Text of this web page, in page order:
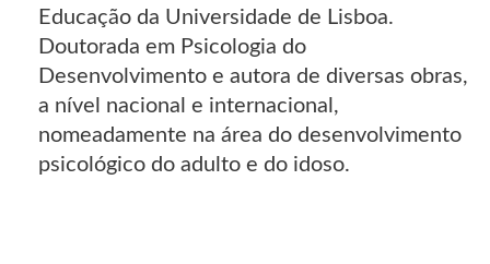
Educação da Universidade de Lisboa.
Doutorada em Psicologia do
Desenvolvimento e autora de diversas obras,
a nível nacional e internacional,
nomeadamente na área do desenvolvimento
psicológico do adulto e do idoso.